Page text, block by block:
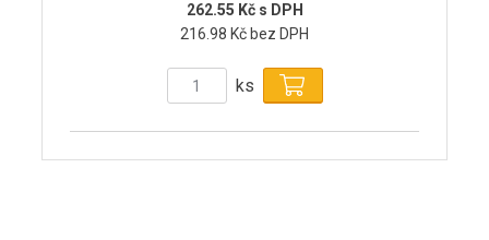
262.55 Kč s DPH
216.98 Kč bez DPH
ks